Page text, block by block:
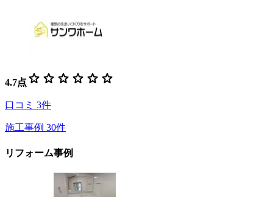
4.7点 star star star star star star
口コミ 3件
施工事例 30件
リフォーム事例